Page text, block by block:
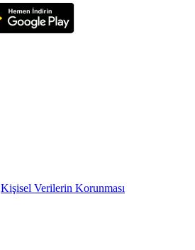
Kişisel Verilerin Korunması